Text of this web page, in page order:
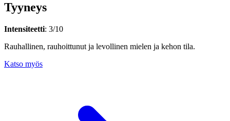
Tyyneys
Intensiteetti: 3/10
Rauhallinen, rauhoittunut ja levollinen mielen ja kehon tila.
Katso myös